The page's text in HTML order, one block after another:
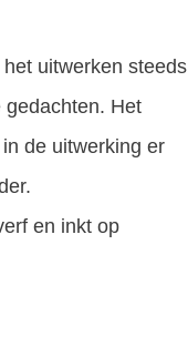
uitwerken steeds
gedachten. Het
de uitwerking er
en inkt op